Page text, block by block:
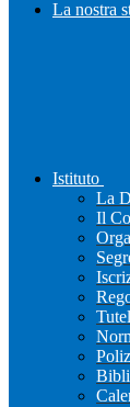
La nostra
Istituto
La
Il